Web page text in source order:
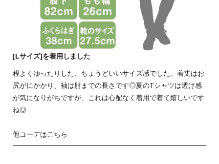
[Lサイズ]を着用しました
程よくゆったりした、ちょうどいいサイズ感でした。着丈はお
尻がにかかり、袖は肘までの長さです◎夏のTシャツは透け感
が気になりがちですが、これは心配なく着用で着て嬉しいです
ね◎
他コーデはこちら